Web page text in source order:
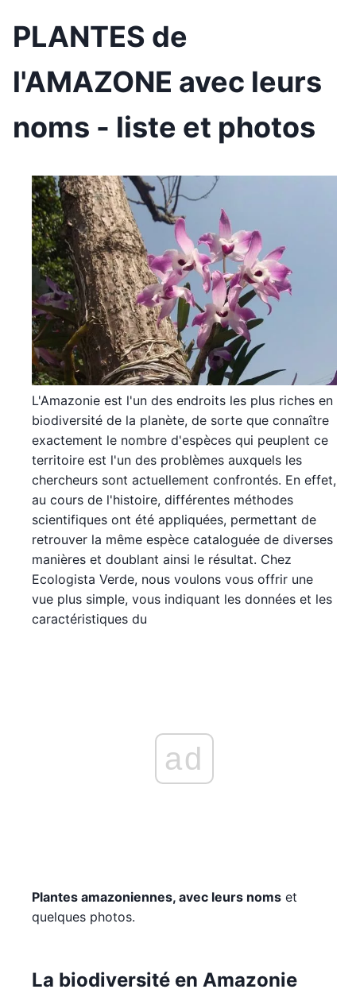
PLANTES de
l'AMAZONE avec leurs
noms - liste et photos
L'Amazonie est l'un des endroits les plus riches en
biodiversité de la planète, de sorte que connaître
exactement le nombre d'espèces qui peuplent ce
territoire est l'un des problèmes auxquels les
chercheurs sont actuellement confrontés. En effet,
au cours de l'histoire, différentes méthodes
scientifiques ont été appliquées, permettant de
retrouver la même espèce cataloguée de diverses
manières et doublant ainsi le résultat. Chez
Ecologista Verde, nous voulons vous offrir une
vue plus simple, vous indiquant les données et les
caractéristiques du
ad
Plantes amazoniennes, avec leurs noms et
quelques photos.
La biodiversité en Amazonie